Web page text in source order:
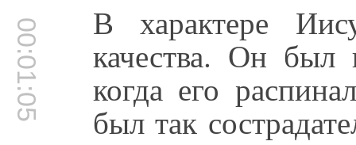
00:01:05 В характере
качества. Он был
когда его
был так